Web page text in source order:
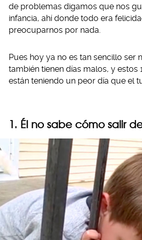
de problemas digamos que nos
infancia, ahí donde todo era
preocuparnos por nada.
Pues hoy ya no es tan sencillo ser
también tienen días malos, y estos
están teniendo un peor día que el
1. Él no sabe cómo salir